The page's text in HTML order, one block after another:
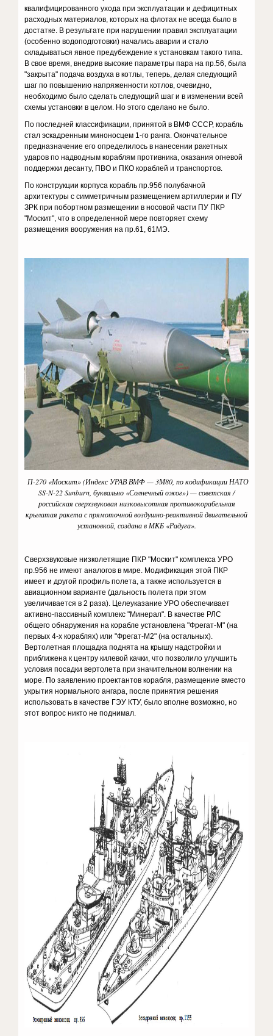
квалифицированного ухода при эксплуатации и дефицитных
расходных материалов, которых на флотах не всегда было в
достатке. В результате при нарушении правил эксплуатации
(особенно водоподготовки) начались аварии и стало
складываться явное предубеждение к установкам такого типа.
В свое время, внедрив высокие параметры пара на пр.56, была
"закрыта" подача воздуха в котлы, теперь, делая следующий
шаг по повышению напряженности котлов, очевидно,
необходимо было сделать следующий шаг и в изменении всей
схемы установки в целом. Но этого сделано не было.
По последней классификации, принятой в ВМФ СССР, корабль
стал эскадренным миноносцем 1-го ранга. Окончательное
предназначение его определилось в нанесении ракетных
ударов по надводным кораблям противника, оказания огневой
поддержки десанту, ПВО и ПКО кораблей и транспортов.
По конструкции корпуса корабль пр.956 полубачной
архитектуры с симметричным размещением артиллерии и ПУ
ЗРК при побортном размещении в носовой части ПУ ПКР
"Москит", что в определенной мере повторяет схему
размещения вооружения на пр.61, 61МЭ.
П-270 «Москит» (Индекс УРАВ ВМФ — 3М80, по кодификации НАТО
SS-N-22 Sunburn, буквально «Солнечный ожог») — советская /
российская сверхзвуковая низковысотная противокорабельная
крылатая ракета с прямоточной воздушно-реактивной двигательной
установкой, создана в МКБ «Радуга».
Сверхзвуковые низколетящие ПКР "Москит" комплекса УРО
пр.956 не имеют аналогов в мире. Модификация этой ПКР
имеет и другой профиль полета, а также используется в
авиационном варианте (дальность полета при этом
увеличивается в 2 раза). Целеуказание УРО обеспечивает
активно-пассивный комплекс "Минерал". В качестве РЛС
общего обнаружения на корабле установлена "Фрегат-М" (на
первых 4-х кораблях) или "Фрегат-М2" (на остальных).
Вертолетная площадка поднята на крышу надстройки и
приближена к центру килевой качки, что позволило улучшить
условия посадки вертолета при значительном волнении на
море. По заявлению проектантов корабля, размещение вместо
укрытия нормального ангара, после принятия решения
использовать в качестве ГЭУ КТУ, было вполне возможно, но
этот вопрос никто не поднимал.